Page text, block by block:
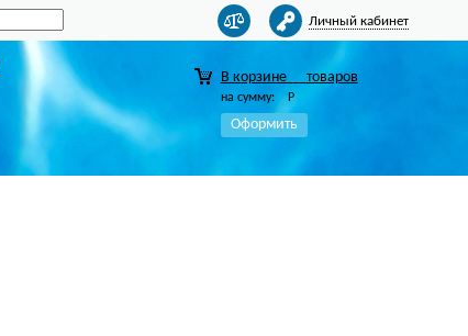
Личный кабинет
В корзине товаров
на сумму: Р
Оформить